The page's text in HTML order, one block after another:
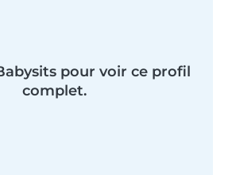
pour voir ce profil
complet.